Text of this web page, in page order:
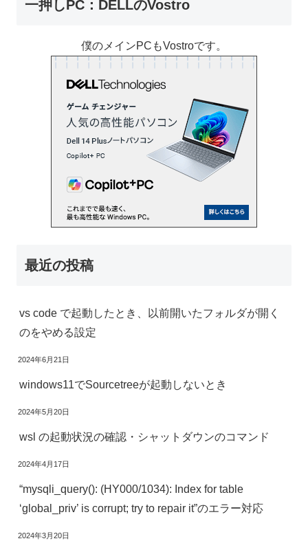
一押しPC：DELLのVostro
僕のメインPCもVostroです。
最近の投稿
vs code で起動したとき、以前開いたフォルダが開く
のをやめる設定
2024年6月21日
windows11でSourcetreeが起動しないとき
2024年5月20日
wsl の起動状況の確認・シャットダウンのコマンド
2024年4月17日
“mysqli_query(): (HY000/1034): Index for table
‘global_priv’ is corrupt; try to repair it”のエラー対応
2024年3月20日